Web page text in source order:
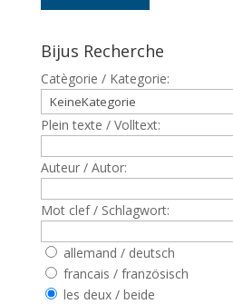
Bijus Recherche
Catègorie / Kategorie:
Plein texte / Volltext:
Auteur / Autor:
Mot clef / Schlagwort:
allemand / deutsch
francais / französisch
les deux / beide